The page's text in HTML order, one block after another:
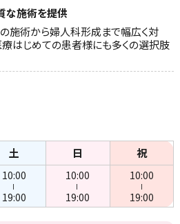
な施術を提供
施術から婦人科形成まで幅広く対
療はじめての患者様にも多くの選択肢
土 日 祝
10:00
19:00
10:00
19:00
10:00
19:00